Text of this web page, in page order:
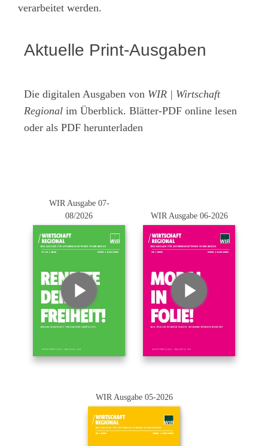
verarbeitet werden.
Aktuelle Print-Ausgaben
Die digitalen Ausgaben von WIR | Wirtschaft
Regional im Überblick. Blätter-PDF online lesen
oder als PDF herunterladen
WIR Ausgabe 07-
08/2026
WIR Ausgabe 06-2026
WIR Ausgabe 05-2026